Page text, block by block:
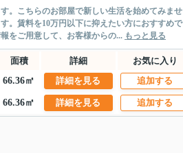
。こちらのお部屋で新しい生活を始めてみませ
。賃料を10万円以下に抑えたい方におすすめで
をご用意して、お客様からの... もっと見る
面積 詳細
お気に入り
66.36㎡ 詳細を見る 追加する
66.36㎡ 詳細を見る 追加する